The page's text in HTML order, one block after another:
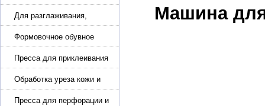
оборудование и активаторы
клея
Для разглаживания,
разбивания и герметизации
шва
Формовочное обувное
оборудование
Пресса для приклеивания
подошвы и прибивки
каблука
Обработка уреза кожи и
покрасочные камеры
Пресса для перфорации и
Машина